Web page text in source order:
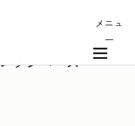
メニュ
ー
ッジベース